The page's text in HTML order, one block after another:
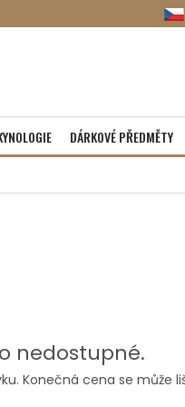
DÁRKOVÉ PŘEDMĚTY
nedostupné.
Konečná cena se může